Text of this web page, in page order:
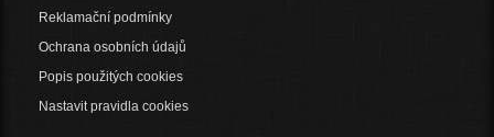
Reklamační podmínky
Ochrana osobních údajů
Popis použitých cookies
Nastavit pravidla cookies